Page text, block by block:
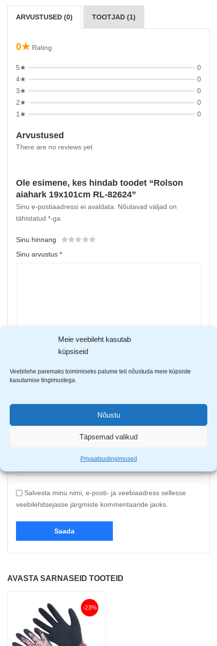
Meie veebileht kasutab
küpsiseid
Veebilehe paremaks toimimiseks palume teil nõustuda meie küpsiste
kasutamise tingimustega.
Nõustu
Täpsemad valikud
Privaatsustingimused
ARVUSTUSED (0) TOOTJAD (1)
0★ Rating
5★
0
4★
0
3★
0
2★
0
1★
0
Arvustused
There are no reviews yet
Ole esimene, kes hindab toodet “Rolson
aiahark 19x101cm RL-82624”
Sinu e-postiaadressi ei avaldata.
Nõutavad väljad on
tähistatud *-ga
Sinu hinnang
Sinu arvustus *
Nimi*
Salvesta minu nimi, e-posti- ja veebiaadress sellesse
veebilehitsejasse järgmiste kommentaaride jaoks.
AVASTA SARNASEID TOOTEID
-23%